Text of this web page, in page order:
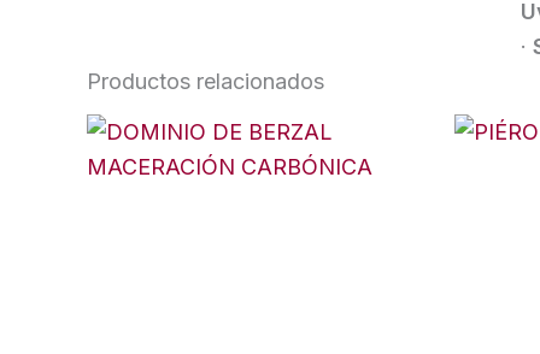
·
Productos relacionados